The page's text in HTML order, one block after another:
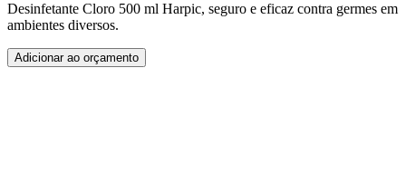
Desinfetante Cloro 500 ml Harpic, seguro e eficaz contra germes em
ambientes diversos.
Adicionar ao orçamento